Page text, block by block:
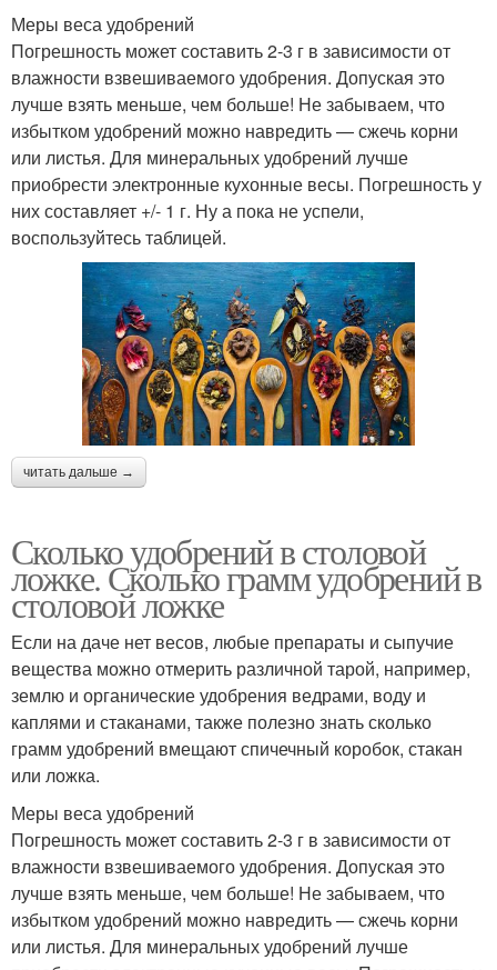
Меры веса удобрений
Погрешность может составить 2-3 г в зависимости от
влажности взвешиваемого удобрения. Допуская это
лучше взять меньше, чем больше! Не забываем, что
избытком удобрений можно навредить — сжечь корни
или листья. Для минеральных удобрений лучше
приобрести электронные кухонные весы. Погрешность у
них составляет +/- 1 г. Ну а пока не успели,
воспользуйтесь таблицей.
читать дальше →
Сколько удобрений в столовой
ложке. Сколько грамм удобрений в
столовой ложке
Если на даче нет весов, любые препараты и сыпучие
вещества можно отмерить различной тарой, например,
землю и органические удобрения ведрами, воду и
каплями и стаканами, также полезно знать сколько
грамм удобрений вмещают спичечный коробок, стакан
или ложка.
Меры веса удобрений
Погрешность может составить 2-3 г в зависимости от
влажности взвешиваемого удобрения. Допуская это
лучше взять меньше, чем больше! Не забываем, что
избытком удобрений можно навредить — сжечь корни
или листья. Для минеральных удобрений лучше